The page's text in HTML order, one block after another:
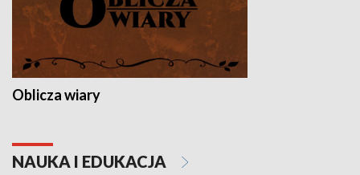
Oblicza wiary
NAUKA I EDUKACJA